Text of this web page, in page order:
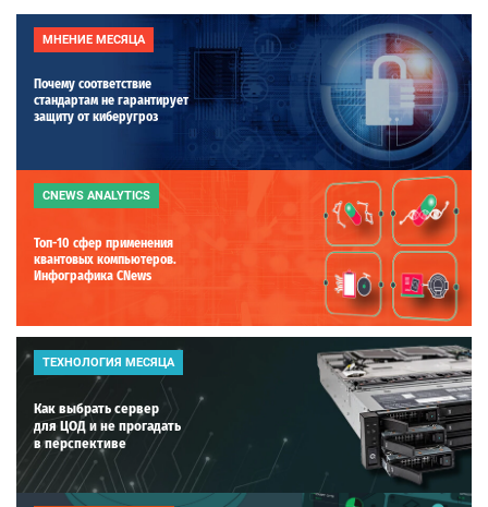
МНЕНИЕ МЕСЯЦА
Почему соответствие
стандартам не гарантирует
защиту от киберугроз
CNEWS ANALYTICS
Топ-10 сфер применения
квантовых компьютеров.
Инфографика CNews
ТЕХНОЛОГИЯ МЕСЯЦА
Как выбрать сервер
для ЦОД и не прогадать
в перспективе